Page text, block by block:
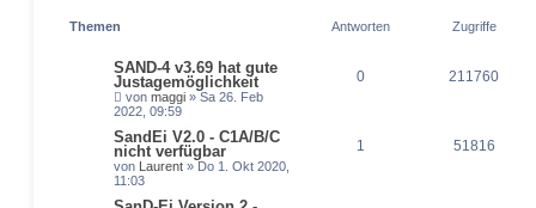
Themen Antworten Zugriffe
SAND-4 v3.69 hat gute
Justagemöglichkeit
von maggi » Sa 26. Feb
2022, 09:59
0 211760
SandEi V2.0 - C1A/B/C
nicht verfügbar
von Laurent » Do 1. Okt 2020,
11:03
1 51816